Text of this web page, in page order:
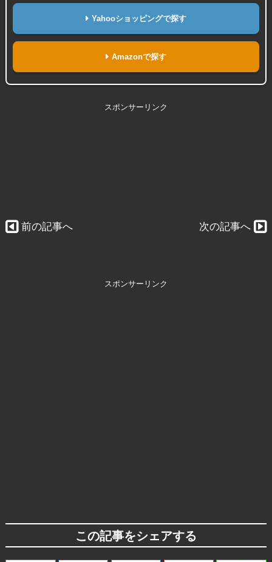
Yahooショッピングで探す
Amazonで探す
スポンサーリンク
前の記事へ 次の記事へ
スポンサーリンク
この記事をシェアする